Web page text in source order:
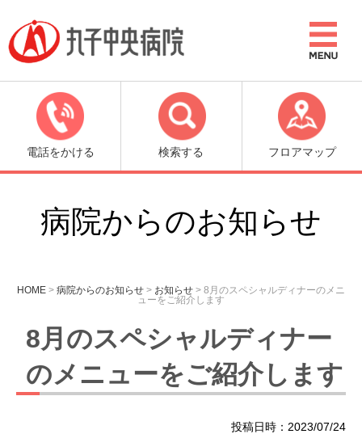
電話をかける 検索する フロアマップ
病院からのお知らせ
HOME > 病院からのお知らせ > お知らせ > 8月のスペシャルディナーのメニ
ューをご紹介します
8月のスペシャルディナー
のメニューをご紹介します
投稿日時：2023/07/24